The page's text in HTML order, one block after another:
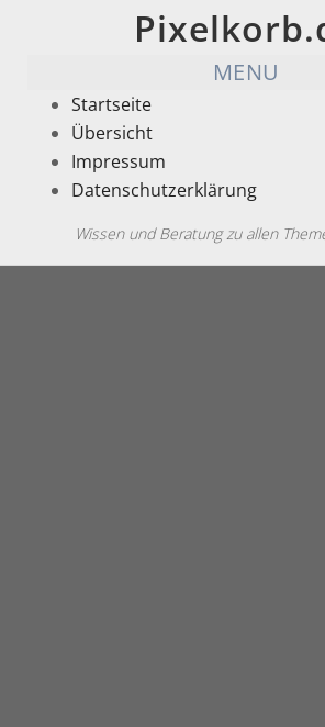
MENU
Startseite
Übersicht
Impressum
Datenschutzerklärung
Wissen und Beratung zu allen